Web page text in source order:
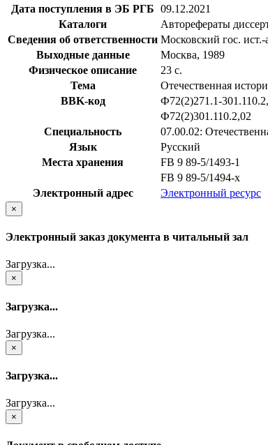
Дата поступления в ЭБ РГБ 09.12.2021
Каталоги
Авторефераты
Сведения об ответственности Московский гос. ист.-
Выходные данные
Москва, 1989
Физическое описание
23 с.
Тема
Отечественная
BBK-код
Ф72(2)271.1-
Ф72(2)301.110.2,02
Специальность
07.00.02:
Язык
Русский
Места хранения
FB 9 89-5/1493-1
FB 9 89-5/1494-x
Электронный адрес
Электронный ресурс
×
Электронный заказ документа в читальный зал
Загрузка...
×
Загрузка...
Загрузка...
×
Загрузка...
Загрузка...
×